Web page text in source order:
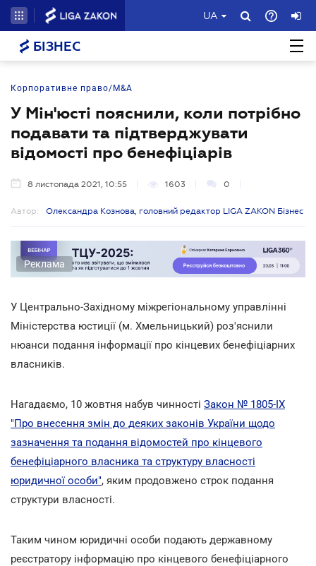
UA
БІЗНЕС
Корпоративне право/M&A
У Мін'юсті пояснили, коли потрібно
подавати та підтверджувати
відомості про бенефіціарів
8 листопада 2021, 10:55 1603 0
Автор: Олександра Кознова, головний редактор LIGA ZAKON Бізнес
Реклама
У Центрально-Західному міжрегіональному управлінні
Міністерства юстиції (м. Хмельницький) роз'яснили
нюанси подання інформації про кінцевих бенефіціарних
власників.
Нагадаємо, 10 жовтня набув чинності Закон № 1805-IX
"Про внесення змін до деяких законів України щодо
зазначення та подання відомостей про кінцевого
бенефіціарного власника та структуру власності
юридичної особи", яким продовжено строк подання
структури власності.
Таким чином юридичні особи подають державному
реєстратору інформацію про кінцевого бенефіціарного